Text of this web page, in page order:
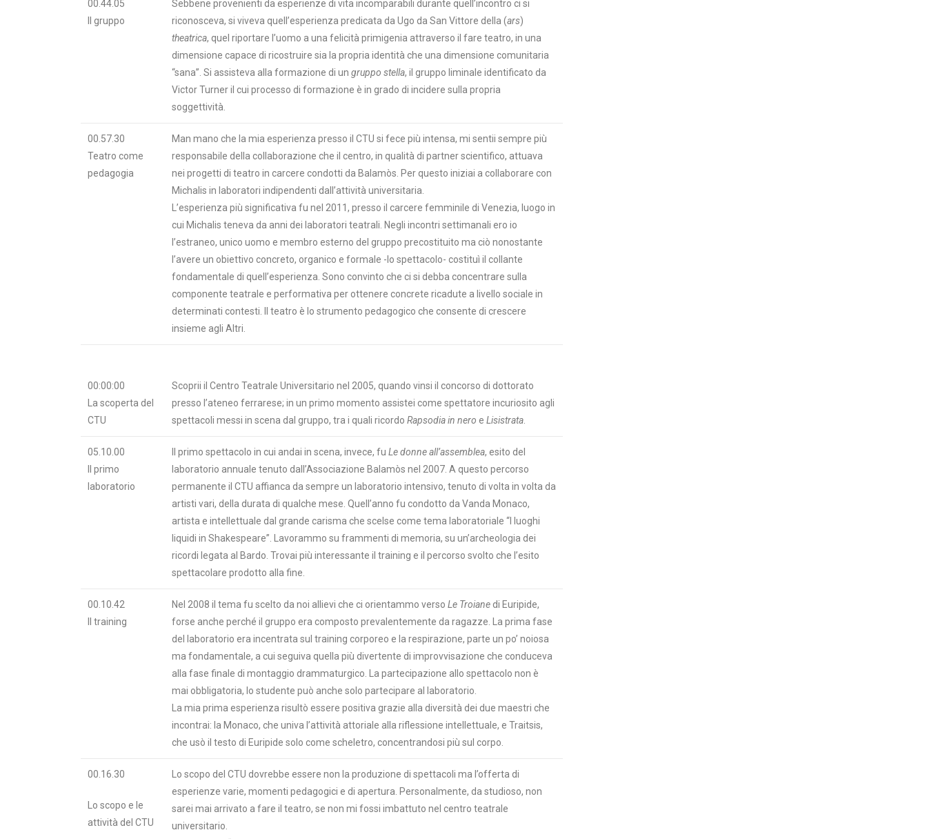
00.44.05
Il gruppo
Sebbene provenienti da esperienze di vita incomparabili durante quell’incontro ci si
riconosceva, si viveva quell’esperienza predicata da Ugo da San Vittore della (ars)
theatrica, quel riportare l’uomo a una felicità primigenia attraverso il fare teatro, in una
dimensione capace di ricostruire sia la propria identità che una dimensione comunitaria
“sana”. Si assisteva alla formazione di un gruppo stella, il gruppo liminale identificato da
Victor Turner il cui processo di formazione è in grado di incidere sulla propria
soggettività.
00.57.30
Teatro come
pedagogia
Man mano che la mia esperienza presso il CTU si fece più intensa, mi sentii sempre più
responsabile della collaborazione che il centro, in qualità di partner scientifico, attuava
nei progetti di teatro in carcere condotti da Balamòs. Per questo iniziai a collaborare con
Michalis in laboratori indipendenti dall’attività universitaria.
L’esperienza più significativa fu nel 2011, presso il carcere femminile di Venezia, luogo in
cui Michalis teneva da anni dei laboratori teatrali. Negli incontri settimanali ero io
l’estraneo, unico uomo e membro esterno del gruppo precostituito ma ciò nonostante
l’avere un obiettivo concreto, organico e formale -lo spettacolo- costituì il collante
fondamentale di quell’esperienza. Sono convinto che ci si debba concentrare sulla
componente teatrale e performativa per ottenere concrete ricadute a livello sociale in
determinati contesti. Il teatro è lo strumento pedagogico che consente di crescere
insieme agli Altri.
00:00:00
La scoperta del
CTU
Scoprii il Centro Teatrale Universitario nel 2005, quando vinsi il concorso di dottorato
presso l’ateneo ferrarese; in un primo momento assistei come spettatore incuriosito agli
spettacoli messi in scena dal gruppo, tra i quali ricordo Rapsodia in nero e Lisistrata
05.10.00
Il primo
laboratorio
Il primo spettacolo in cui andai in scena, invece, fu Le donne all’assemblea, esito del
laboratorio annuale tenuto dall’Associazione Balamòs nel 2007. A questo percorso
permanente il CTU affianca da sempre un laboratorio intensivo, tenuto di volta in volta da
artisti vari, della durata di qualche mese. Quell’anno fu condotto da Vanda Monaco,
artista e intellettuale dal grande carisma che scelse come tema laboratoriale “I luoghi
liquidi in Shakespeare”. Lavorammo su frammenti di memoria, su un’archeologia dei
ricordi legata al Bardo. Trovai più interessante il training e il percorso svolto che l’esito
spettacolare prodotto alla fine.
00.10.42
Il training
Nel 2008 il tema fu scelto da noi allievi che ci orientammo verso Le Troiane di Euripide,
forse anche perché il gruppo era composto prevalentemente da ragazze. La prima fase
del laboratorio era incentrata sul training corporeo e la respirazione, parte un po’ noiosa
ma fondamentale, a cui seguiva quella più divertente di improvvisazione che conduceva
alla fase finale di montaggio drammaturgico. La partecipazione allo spettacolo non è
mai obbligatoria, lo studente può anche solo partecipare al laboratorio.
La mia prima esperienza risultò essere positiva grazie alla diversità dei due maestri che
incontrai: la Monaco, che univa l’attività attoriale alla riflessione intellettuale, e Traitsis,
che usò il testo di Euripide solo come scheletro, concentrandosi più sul corpo.
00.16.30
Lo scopo e le
attività del CTU
Lo scopo del CTU dovrebbe essere non la produzione di spettacoli ma l’offerta di
esperienze varie, momenti pedagogici e di apertura. Personalmente, da studioso, non
sarei mai arrivato a fare il teatro, se non mi fossi imbattuto nel centro teatrale
universitario.